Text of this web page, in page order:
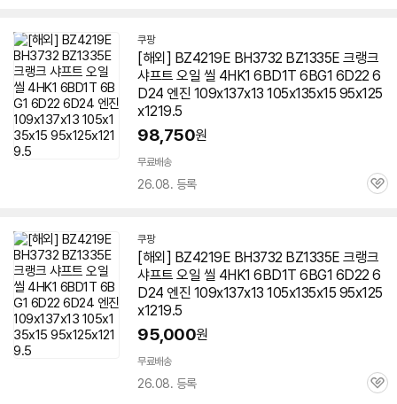
쿠팡
[해외] BZ4219E BH3732 BZ1335E 크랭크
샤프트 오일 씰 4HK1 6BD1T 6BG1 6D22 6
D24 엔진 109x137x13 105x135x15 95x125
x1219.5
98,750원
무료배송
26.08. 등록
관
쿠팡
[해외] BZ4219E BH3732 BZ1335E 크랭크
샤프트 오일 씰 4HK1 6BD1T 6BG1 6D22 6
D24 엔진 109x137x13 105x135x15 95x125
x1219.5
95,000원
무료배송
26.08. 등록
관